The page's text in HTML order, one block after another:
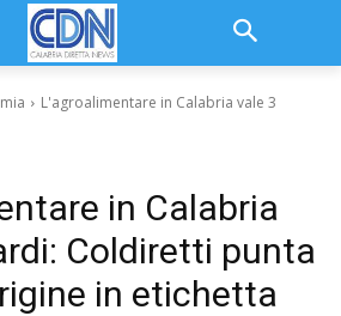
L'agroalimentare in Calabria vale 3
in Calabria
Coldiretti punta
in etichetta